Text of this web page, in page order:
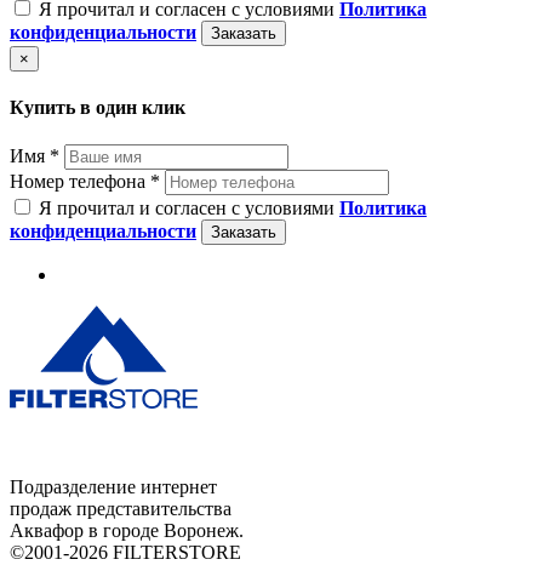
Я прочитал и согласен с условиями Политика
конфиденциальности
Заказать
×
Купить в один клик
Имя *
Номер телефона *
Я прочитал и согласен с условиями Политика
конфиденциальности
Заказать
Подразделение интернет
продаж представительства
Аквафор в городе Воронеж.
©2001-2026 FILTERSTORE